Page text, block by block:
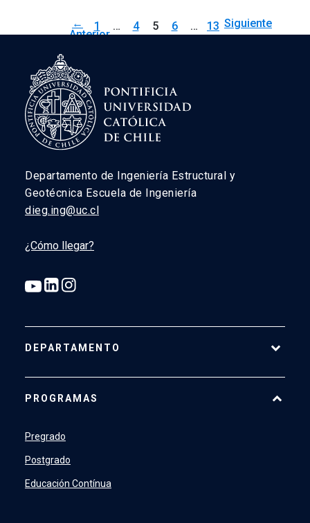
←
Anterior
1 … 4 5 6 … 13 Siguiente
→
Departamento de Ingeniería Estructural y
Geotécnica Escuela de Ingeniería
dieg.ing@uc.cl
¿Cómo llegar?
DEPARTAMENTO
Académicos
Profesionales y Administrativos
Estudiantes
PROGRAMAS
Pregrado
Postgrado
Educación Contínua